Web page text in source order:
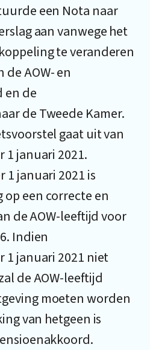
een Nota naar
aan vanwege het
te veranderen
AOW- en
en de
de Tweede Kamer.
gaat uit van
januari 2021.
januari 2021 is
een correcte en
de AOW-leeftijd voor
Indien
januari 2021 niet
de AOW-leeftijd
moeten worden
van hetgeen is